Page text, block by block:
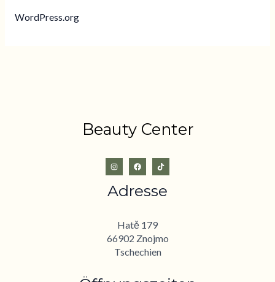
WordPress.org
Beauty Center
Adresse
Hatě 179
66902 Znojmo
Tschechien